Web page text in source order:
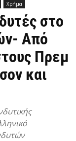
Χρήμα
στο
Από
Πρεμ
και